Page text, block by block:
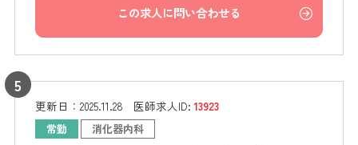
この求人に問い合わせる
更新日： 2025.11.28 医師求人ID:13923
常勤 消化器内科